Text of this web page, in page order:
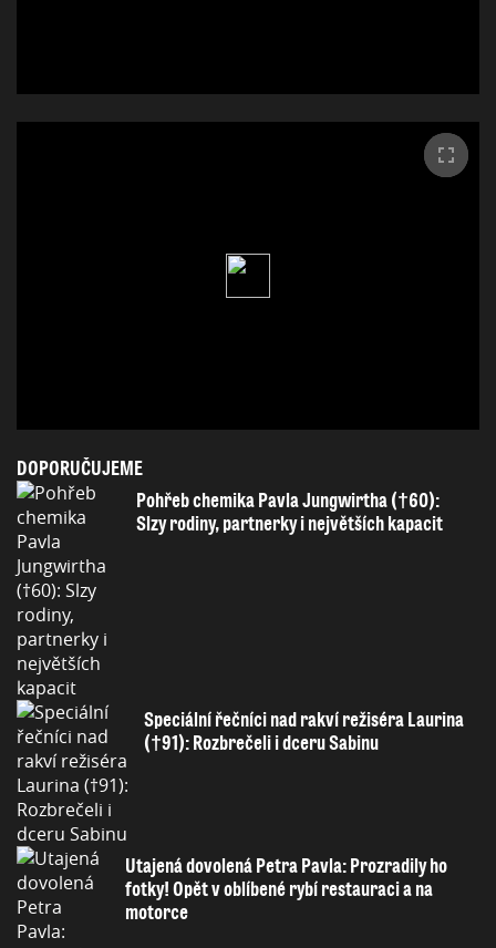
DOPORUČUJEME
Pohřeb chemika Pavla Jungwirtha (†60):
Slzy rodiny, partnerky i největších kapacit
Speciální řečníci nad rakví režiséra Laurina
(†91): Rozbrečeli i dceru Sabinu
Utajená dovolená Petra Pavla: Prozradily ho
fotky! Opět v oblíbené rybí restauraci a na
motorce